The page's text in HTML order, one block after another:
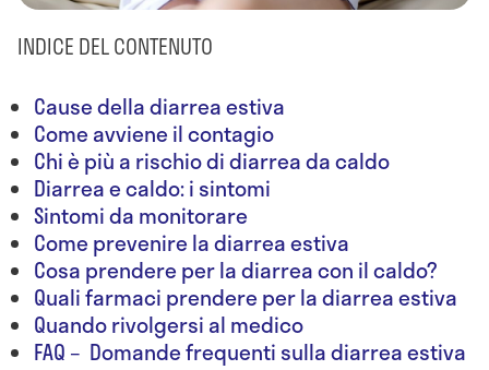
INDICE DEL CONTENUTO
Cause della diarrea estiva
Come avviene il contagio
Chi è più a rischio di diarrea da caldo
Diarrea e caldo: i sintomi
Sintomi da monitorare
Come prevenire la diarrea estiva
Cosa prendere per la diarrea con il caldo?
Quali farmaci prendere per la diarrea estiva
Quando rivolgersi al medico
FAQ – Domande frequenti sulla diarrea estiva